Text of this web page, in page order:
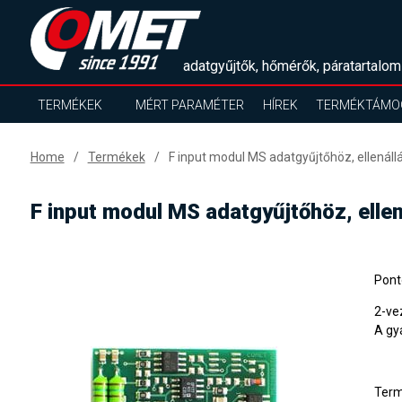
adatgyűjtők, hőmérők,
TERMÉKEK MÉRT PARAMÉTER HÍREK
Home Termékek F input modul MS adatgyűjtőhöz,
F input modul MS adatgyűjtőhöz,
2-
A